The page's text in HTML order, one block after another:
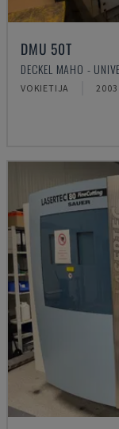
DMU 50T
DECKEL MAHO -
VOKIETIJA 2003